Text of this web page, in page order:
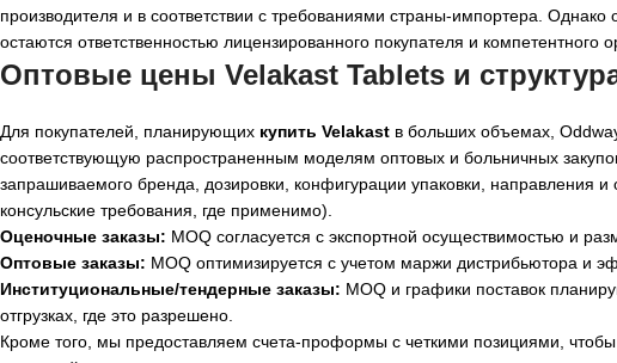
производителя и в соответствии с требованиями страны-импортера.
остаются ответственностью лицензированного покупателя и компетентного
Оптовые цены Velakast Tablets и
Для покупателей, планирующих купить Velakast в больших объемах,
соответствующую распространенным моделям оптовых и больничных
запрашиваемого бренда, дозировки, конфигурации упаковки,
консульские требования, где применимо).
Оценочные заказы: MOQ согласуется с экспортной осуществимостью и
Оптовые заказы: MOQ оптимизируется с учетом маржи дистрибьютора и
Институциональные/тендерные заказы: MOQ и графики поставок
отгрузках, где это разрешено.
Кроме того, мы предоставляем счета-проформы с четкими позициями,